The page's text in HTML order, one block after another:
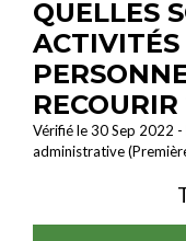
QUELLES
ACTIVITÉS
RECOURIR
Vérifié le 30 Sep 2022
administrative